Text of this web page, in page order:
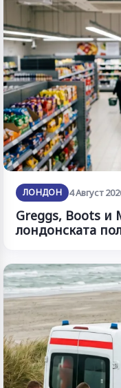
ЛОНДОН 4 Август
Greggs, Boots и
лондонската